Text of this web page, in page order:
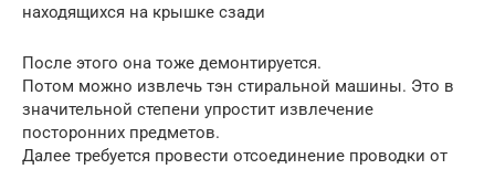
находящихся на крышке сзади
После этого она тоже демонтируется.
Потом можно извлечь тэн стиральной машины. Это в
значительной степени упростит извлечение
посторонних предметов.
Далее требуется провести отсоединение проводки от